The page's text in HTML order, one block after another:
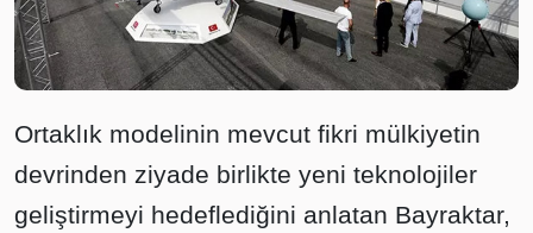
Ortaklık modelinin mevcut fikri mülkiyetin
devrinden ziyade birlikte yeni teknolojiler
geliştirmeyi hedeflediğini anlatan Bayraktar,